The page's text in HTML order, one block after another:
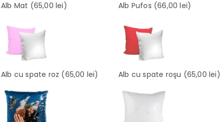
Alb Mat (65,00 lei) Alb Pufos (66,00 lei)
Alb cu spate roz (65,00 lei) Alb cu spate roşu (65,00 lei)